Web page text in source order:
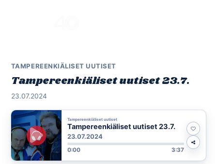
TAMPEREENKIÄLISET UUTISET
Tampereenkiäliset uutiset 23.7.
23.07.2024
Tampereenkiäliset uutiset
Tampereenkiäliset uutiset 23.7.
23.07.2024
0:00 3:37